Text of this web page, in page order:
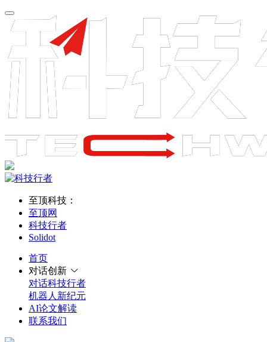
至顶科技：
至顶网
科技行者
Solidot
首页
对话创新
对话科技行者
机器人新纪元
AI论文解读
联系我们